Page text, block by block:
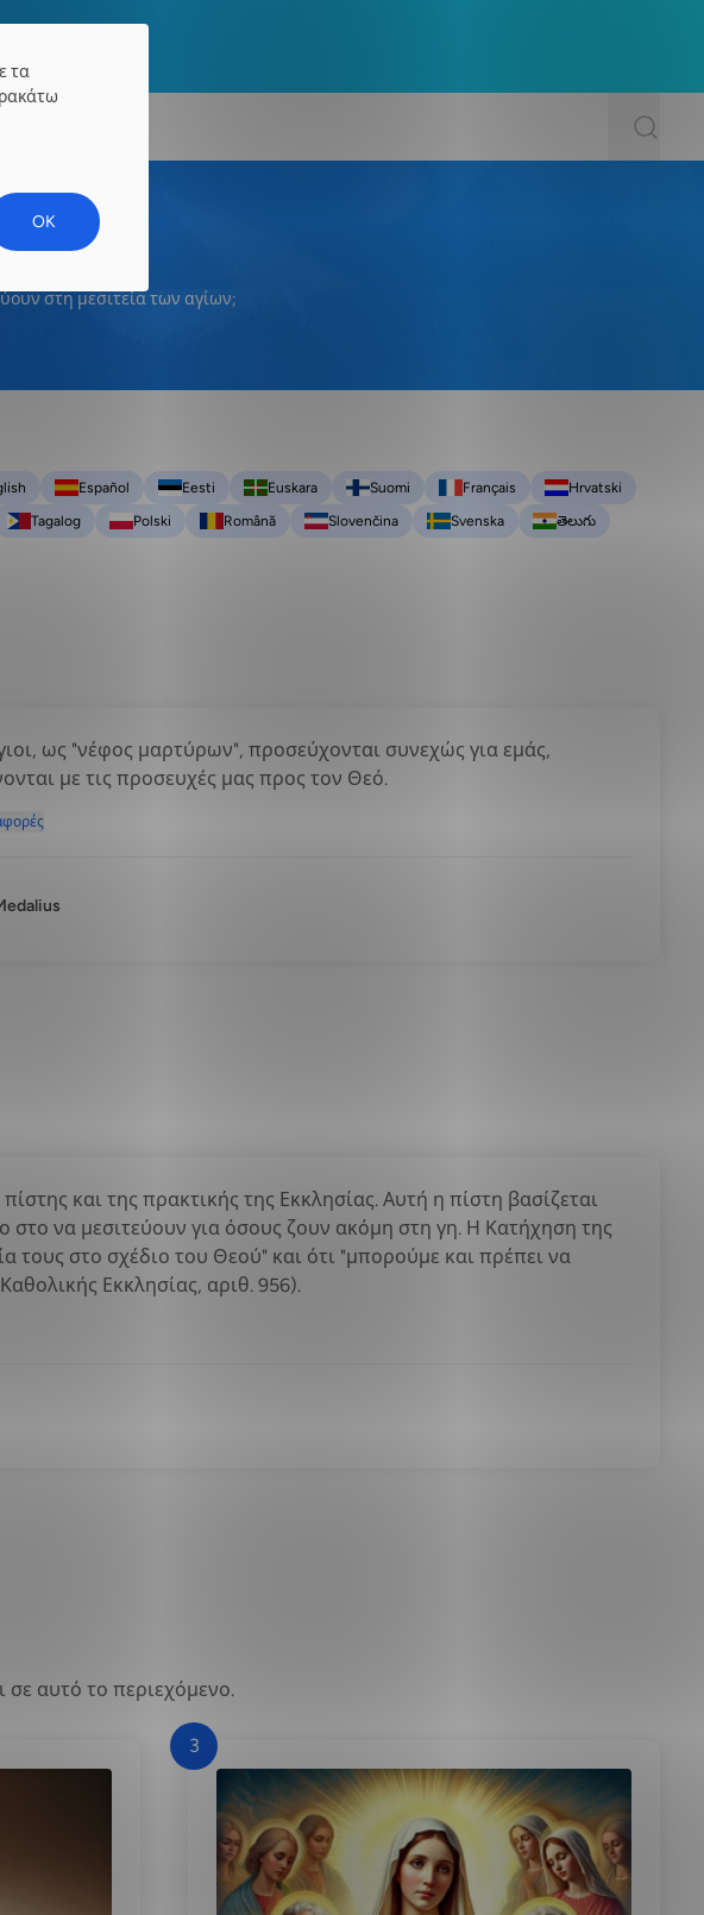
στη μεσιτεία των αγίων;
Español Eesti Euskara Suomi Français
Hrvatski
Tagalog Polski Română Slovenčina Svenska
తెలుగు
ως "νέφος μαρτύρων", προσεύχονται συνεχώς για εμάς,
με τις προσευχές μας προς τον Θεό.
και της πρακτικής της Εκκλησίας. Αυτή η πίστη βασίζεται
να μεσιτεύουν για όσους ζουν ακόμη στη γη. Η Κατήχηση της
τους στο σχέδιο του Θεού" και ότι "μπορούμε και πρέπει να
Εκκλησίας, αριθ. 956).
αυτό το περιεχόμενο.
3
τα
OK